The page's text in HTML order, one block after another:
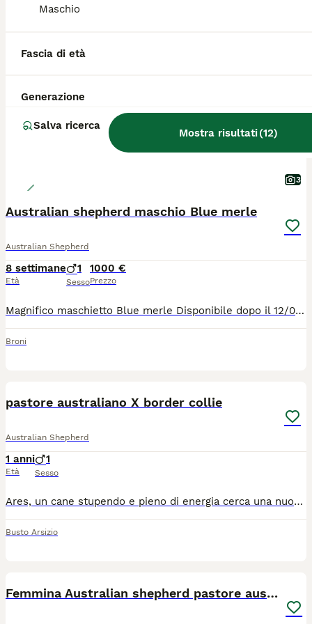
Maschio
Fascia di età
Generazione
Salva ricerca
Mostra risultati(12)
3
Australian shepherd maschio Blue merle
Australian Shepherd
8 settimane
Età
1
Sesso
1000 €
Prezzo
Magnifico maschietto Blue merle Disponibile dopo il 12/08/26 ma se ci fosse bisogno può rimanere in asilo con i fratelli e aspettarvi dopo le ferie! Genitori con pedigree Enci lastre certificate e test genetici effettuati Il cucciolo sarà ceduto con: Microchip I vaccino Visita veterinaria SVERMINAZIONE completa Test giardia Pedigree enci
Broni
pastore australiano X border collie
Australian Shepherd
1 anni
Età
1
Sesso
Ares, un cane stupendo e pieno di energia cerca una nuova casa con una famiglia pronta a dargli l’amore che merita. È un incrocio tra pastore australiano e border collie. È stupendo, sa andare al guinzaglio, sa i comandi base. Ha un anno e mezzo ma la voglia di giocare come un cucciolo. Ama le coccole ed è tanto affettuoso, si lega molto alla sua famiglia . Per ulteriori informazioni contattatemi pure.
Busto Arsizio
Femmina Australian shepherd pastore australiano